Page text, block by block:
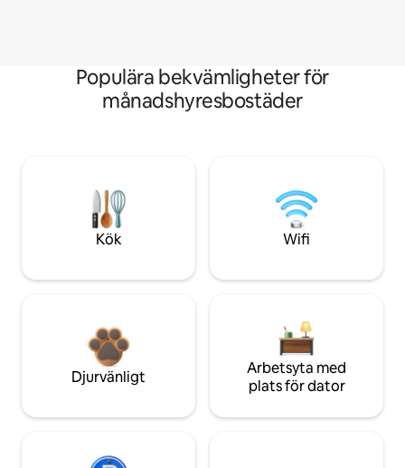
Populära bekvämligheter för
månadshyresbostäder
Kök Wifi
Djurvänligt
Arbetsyta med
plats för dator